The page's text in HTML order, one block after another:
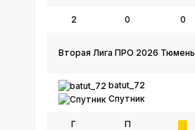
2 0 0
Вторая Лига ПРО 2026 Тюмень
batut_72
Спутник
Г П